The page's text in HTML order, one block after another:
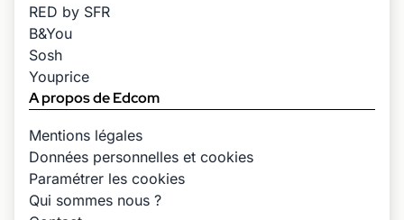
RED by SFR
B&You
Sosh
Youprice
A propos de Edcom
Mentions légales
Données personnelles et cookies
Paramétrer les cookies
Qui sommes nous ?